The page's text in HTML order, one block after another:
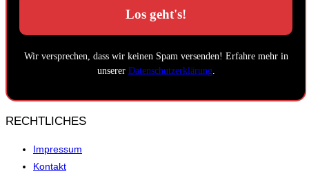
Wir versprechen, dass wir keinen Spam versenden! Erfahre mehr in
unserer Datenschutzerklärung.
RECHTLICHES
Impressum
Kontakt